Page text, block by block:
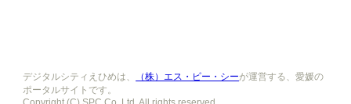
デジタルシティえひめは、 （株）エス・ピー・シーが運営する、愛媛の
ポータルサイトです。